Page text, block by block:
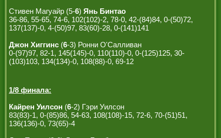
Стивен Магуайр (5-6) Янь Бинтао
36-86, 55-65, 74-6, 102(102)-2, 78-0, 42-(84)84, 0-(50)72,
137(137)-0, 4-(50)97, 83(60)-28, 0-(141)141
Джон Хиггинс (6-3) Ронни О'Салливан
0-(97)97, 82-1, 145(145)-0, 110(110)-0, 0-(125)125, 30-
(103)103, 134(134)-0, 108(88)-0, 69-12
1/8 финала:
Кайрен Уилсон (6-2) Гэри Уилсон
83(83)-1, 0-(85)86, 54-63, 108(108)-15, 72-6, 70-(51)51,
136(136)-0, 73(65)-4